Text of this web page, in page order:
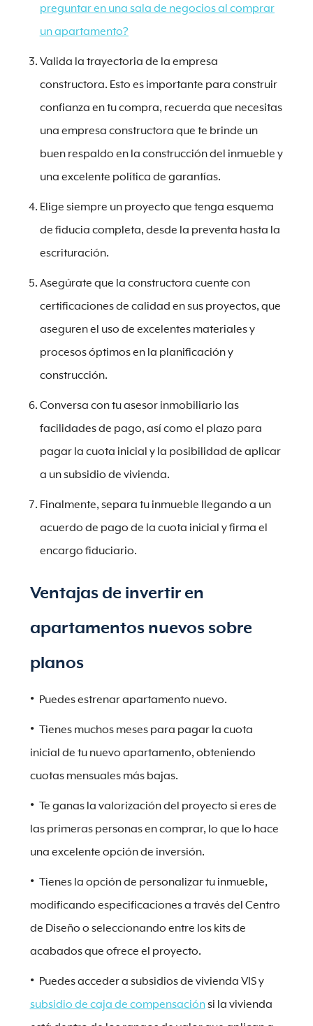
preguntar en una sala de negocios al comprar
un apartamento?
Valida la trayectoria de la empresa
constructora. Esto es importante para construir
confianza en tu compra, recuerda que necesitas
una empresa constructora que te brinde un
buen respaldo en la construcción del inmueble y
una excelente política de garantías.
Elige siempre un proyecto que tenga esquema
de fiducia completa, desde la preventa hasta la
escrituración.
Asegúrate que la constructora cuente con
certificaciones de calidad en sus proyectos, que
aseguren el uso de excelentes materiales y
procesos óptimos en la planificación y
construcción.
Conversa con tu asesor inmobiliario las
facilidades de pago, así como el plazo para
pagar la cuota inicial y la posibilidad de aplicar
a un subsidio de vivienda.
Finalmente, separa tu inmueble llegando a un
acuerdo de pago de la cuota inicial y firma el
encargo fiduciario.
Ventajas de invertir en
apartamentos nuevos sobre
planos
Puedes estrenar apartamento nuevo.
Tienes muchos meses para pagar la cuota
inicial de tu nuevo apartamento, obteniendo
cuotas mensuales más bajas.
Te ganas la valorización del proyecto si eres de
las primeras personas en comprar, lo que lo hace
una excelente opción de inversión.
Tienes la opción de personalizar tu inmueble,
modificando especificaciones a través del Centro
de Diseño o seleccionando entre los kits de
acabados que ofrece el proyecto.
Puedes acceder a subsidios de vivienda VIS y
subsidio de caja de compensaciónsi la vivienda